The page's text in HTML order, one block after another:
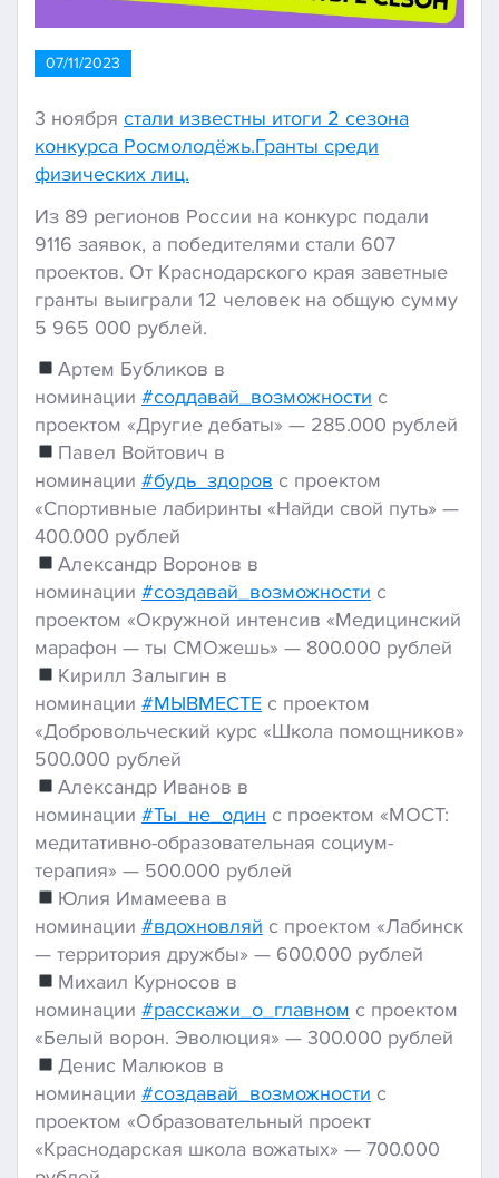
07/11/2023
3 ноября стали известны итоги 2 сезона
конкурса Росмолодёжь.Гранты среди
физических лиц.
Из 89 регионов России на конкурс подали
9116 заявок, а победителями стали 607
проектов. От Краснодарского края заветные
гранты выиграли 12 человек на общую сумму
5 965 000 рублей.
Артем Бубликов в
номинации #соддавай_возможности с
проектом «Другие дебаты» — 285.000 рублей
Павел Войтович в
номинации #будь_здоров с проектом
«Спортивные лабиринты «Найди свой путь» —
400.000 рублей
Александр Воронов в
номинации #создавай_возможности с
проектом «Окружной интенсив «Медицинский
марафон — ты СМОжешь» — 800.000 рублей
Кирилл Залыгин в
номинации #МЫВМЕСТЕ с проектом
«Добровольческий курс «Школа помощников»
500.000 рублей
Александр Иванов в
номинации #Ты_не_один с проектом «МОСТ:
медитативно-образовательная социум-
терапия» — 500.000 рублей
Юлия Имамеева в
номинации #вдохновляй с проектом «Лабинск
— территория дружбы» — 600.000 рублей
Михаил Курносов в
номинации #расскажи_о_главном с проектом
«Белый ворон. Эволюция» — 300.000 рублей
Денис Малюков в
номинации #создавай_возможности с
проектом «Образовательный проект
«Краснодарская школа вожатых» — 700.000